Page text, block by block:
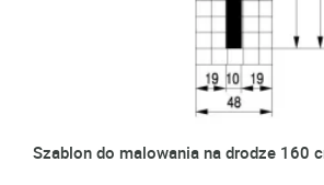
Szablon do malowania na drodze 160